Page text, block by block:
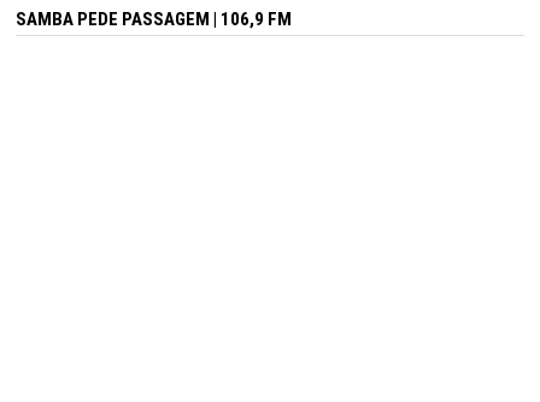
SAMBA PEDE PASSAGEM | 106,9 FM